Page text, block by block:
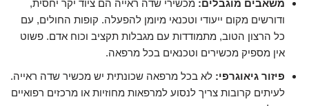
משאבים מוגבלים: מכשירי שדה ראייה הם ציוד יקר יחסית,
ודורשים מקום ייעודי וטכנאי מיומן להפעלה. קופות החולים, עם
כל הרצון הטוב, מתמודדות עם מגבלות תקציב וכוח אדם. פשוט
אין מספיק מכשירים וטכנאים בכל מרפאה.
פיזור גיאוגרפי: לא בכל מרפאה שכונתית יש מכשיר שדה ראייה.
לעיתים קרובות צריך לנסוע למרפאות מחוזיות או מרכזים רפואיים